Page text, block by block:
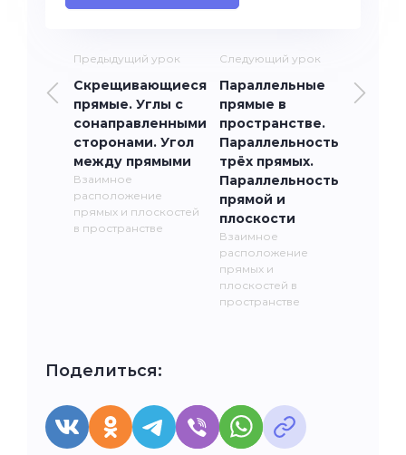
Предыдущий урок
Скрещивающиеся
прямые. Углы с
сонаправленными
сторонами. Угол
между прямыми
Взаимное
расположение
прямых и плоскостей
в пространстве
Следующий урок
Параллельные
прямые в
пространстве.
Параллельность
трёх прямых.
Параллельность
прямой и
плоскости
Взаимное
расположение
прямых и
плоскостей в
пространстве
Поделиться: